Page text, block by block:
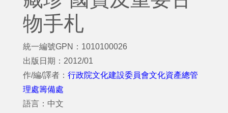
物手札
統一編號GPN：1010100026
出版日期：2012/01
作/編/譯者： 行政院文化建設委員會文化資產總管
理處籌備處
語言：中文